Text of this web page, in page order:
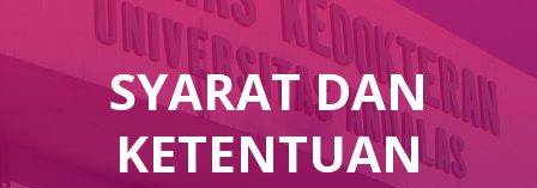
SYARAT DAN
KETENTUAN